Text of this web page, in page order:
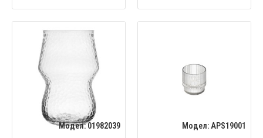
Модел:01982039
Модел: APS19001